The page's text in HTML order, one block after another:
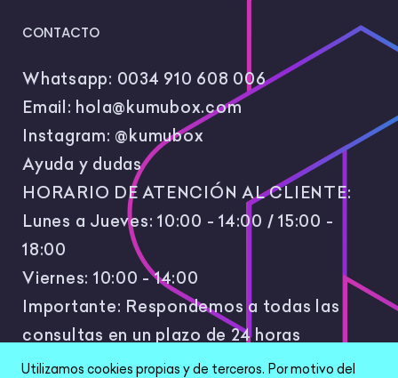
CONTACTO
Whatsapp: 0034 910 608 006
Email: hola@kumubox.com
Instagram: @kumubox
Ayuda y dudas
HORARIO DE ATENCIÓN AL CLIENTE:
Lunes a Jueves: 10:00 - 14:00 / 15:00 -
18:00
Viernes: 10:00 - 14:00
Importante: Respondemos a todas las
consultas en un plazo de 24 horas
laborales.
Utilizamos cookies propias y de terceros. Por motivo del